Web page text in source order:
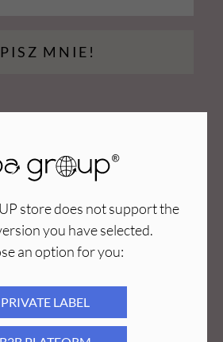
store does not support the
you have selected.
an option for you:
PRIVATE LABEL
MNIE!